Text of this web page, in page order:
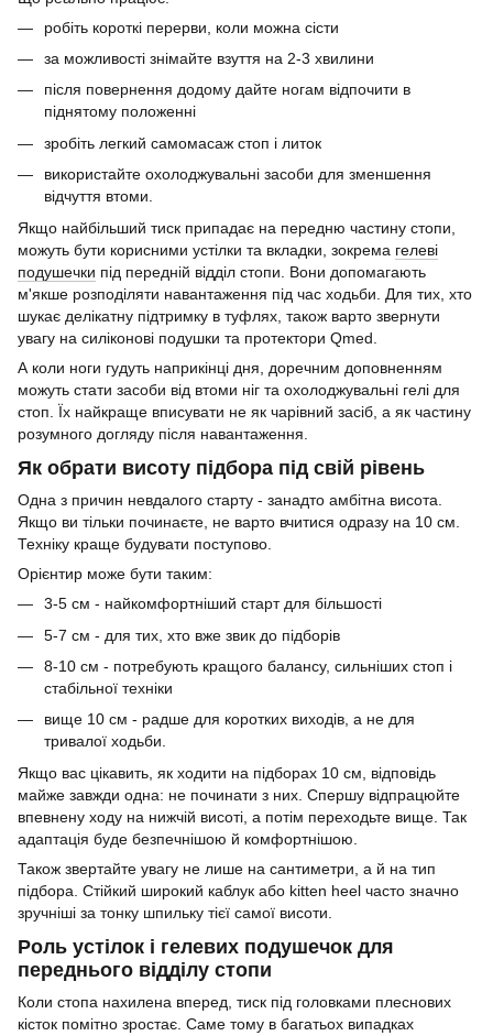
робіть короткі перерви, коли можна сісти
за можливості знімайте взуття на 2-3 хвилини
після повернення додому дайте ногам відпочити в
піднятому положенні
зробіть легкий самомасаж стоп і литок
використайте охолоджувальні засоби для зменшення
відчуття втоми.
Якщо найбільший тиск припадає на передню частину стопи,
можуть бути корисними устілки та вкладки, зокрема гелеві
подушечки під передній відділ стопи. Вони допомагають
м'якше розподіляти навантаження під час ходьби. Для тих, хто
шукає делікатну підтримку в туфлях, також варто звернути
увагу на силіконові подушки та протектори Qmed.
А коли ноги гудуть наприкінці дня, доречним доповненням
можуть стати засоби від втоми ніг та охолоджувальні гелі для
стоп. Їх найкраще вписувати не як чарівний засіб, а як частину
розумного догляду після навантаження.
Як обрати висоту підбора під свій рівень
Одна з причин невдалого старту - занадто амбітна висота.
Якщо ви тільки починаєте, не варто вчитися одразу на 10 см.
Техніку краще будувати поступово.
Орієнтир може бути таким:
3-5 см - найкомфортніший старт для більшості
5-7 см - для тих, хто вже звик до підборів
8-10 см - потребують кращого балансу, сильніших стоп і
стабільної техніки
вище 10 см - радше для коротких виходів, а не для
тривалої ходьби.
Якщо вас цікавить, як ходити на підборах 10 см, відповідь
майже завжди одна: не починати з них. Спершу відпрацюйте
впевнену ходу на нижчій висоті, а потім переходьте вище. Так
адаптація буде безпечнішою й комфортнішою.
Також звертайте увагу не лише на сантиметри, а й на тип
підбора. Стійкий широкий каблук або kitten heel часто значно
зручніші за тонку шпильку тієї самої висоти.
Роль устілок і гелевих подушечок для
переднього відділу стопи
Коли стопа нахилена вперед, тиск під головками плеснових
кісток помітно зростає. Саме тому в багатьох випадках